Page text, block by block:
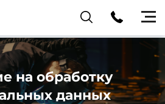
на обработку
данных